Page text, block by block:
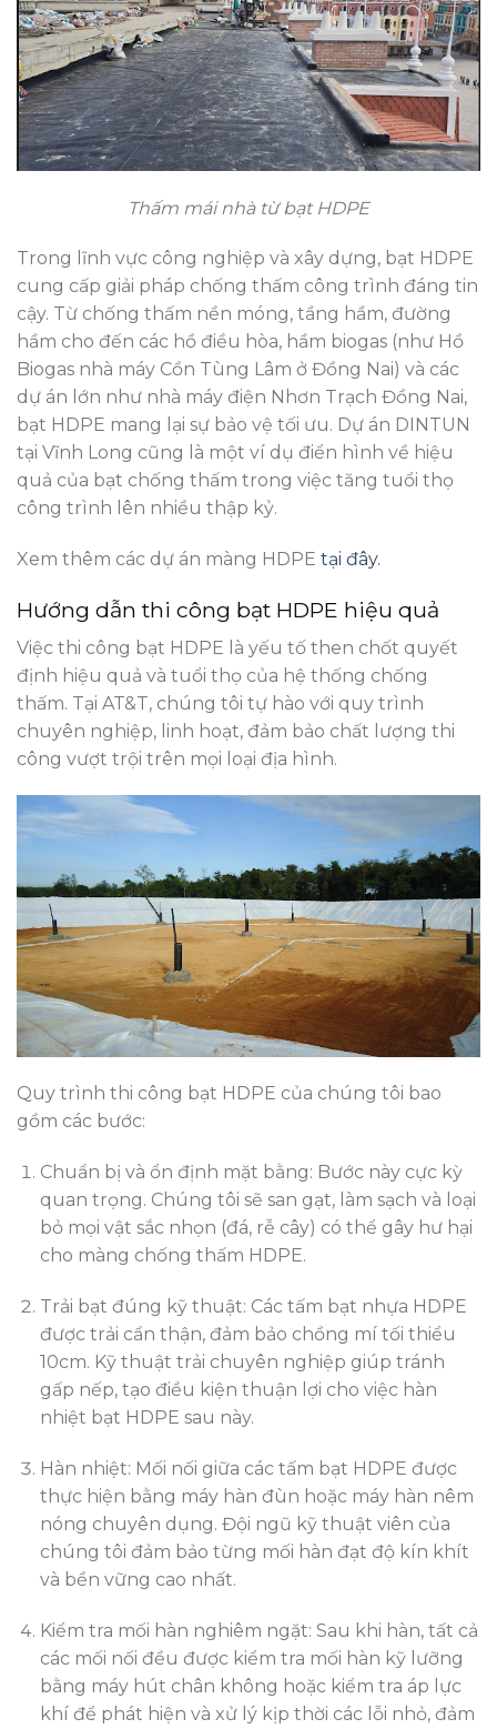
Thấm mái nhà từ bạt HDPE
Trong lĩnh vực công nghiệp và xây dựng, bạt HDPE
cung cấp giải pháp chống thấm công trình đáng tin
cậy. Từ chống thấm nền móng, tầng hầm, đường
hầm cho đến các hồ điều hòa, hầm biogas (như Hồ
Biogas nhà máy Cồn Tùng Lâm ở Đồng Nai) và các
dự án lớn như nhà máy điện Nhơn Trạch Đồng Nai,
bạt HDPE mang lại sự bảo vệ tối ưu. Dự án DINTUN
tại Vĩnh Long cũng là một ví dụ điển hình về hiệu
quả của bạt chống thấm trong việc tăng tuổi thọ
công trình lên nhiều thập kỷ.
Xem thêm các dự án màng HDPE tại đây.
Hướng dẫn thi công bạt HDPE hiệu quả
Việc thi công bạt HDPE là yếu tố then chốt quyết
định hiệu quả và tuổi thọ của hệ thống chống
thấm. Tại AT&T, chúng tôi tự hào với quy trình
chuyên nghiệp, linh hoạt, đảm bảo chất lượng thi
công vượt trội trên mọi loại địa hình.
Quy trình thi công bạt HDPE của chúng tôi bao
gồm các bước:
Chuẩn bị và ổn định mặt bằng: Bước này cực kỳ
quan trọng. Chúng tôi sẽ san gạt, làm sạch và loại
bỏ mọi vật sắc nhọn (đá, rễ cây) có thể gây hư hại
cho màng chống thấm HDPE.
Trải bạt đúng kỹ thuật: Các tấm bạt nhựa HDPE
được trải cẩn thận, đảm bảo chồng mí tối thiểu
10cm. Kỹ thuật trải chuyên nghiệp giúp tránh
gấp nếp, tạo điều kiện thuận lợi cho việc hàn
nhiệt bạt HDPE sau này.
Hàn nhiệt: Mối nối giữa các tấm bạt HDPE được
thực hiện bằng máy hàn đùn hoặc máy hàn nêm
nóng chuyên dụng. Đội ngũ kỹ thuật viên của
chúng tôi đảm bảo từng mối hàn đạt độ kín khít
và bền vững cao nhất.
Kiểm tra mối hàn nghiêm ngặt: Sau khi hàn, tất cả
các mối nối đều được kiểm tra mối hàn kỹ lưỡng
bằng máy hút chân không hoặc kiểm tra áp lực
khí để phát hiện và xử lý kịp thời các lỗi nhỏ, đảm